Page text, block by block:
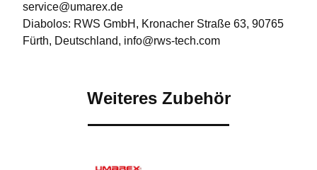
service@umarex.de
Diabolos: RWS GmbH, Kronacher Straße 63, 90765
Fürth, Deutschland, info@rws-tech.com
Weiteres Zubehör